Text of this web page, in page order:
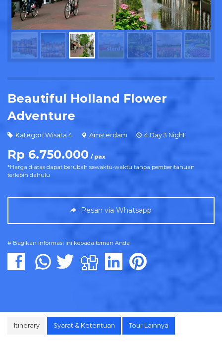
Beautiful Holland Flower
Adventure
Kategori Wisata 4 Amsterdam 4 Day 3 Night
Rp 6.750.000 / pax
*Harga diatas dapat berubah sewaktu-waktu tanpa pemberitahuan
terlebih dahulu
Pesan via Whatsapp
# Bagikan informasi ini kepada teman Anda
Itinerary Syarat & Ketentuan Tour Lainnya